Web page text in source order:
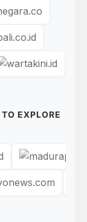
EXPLORE